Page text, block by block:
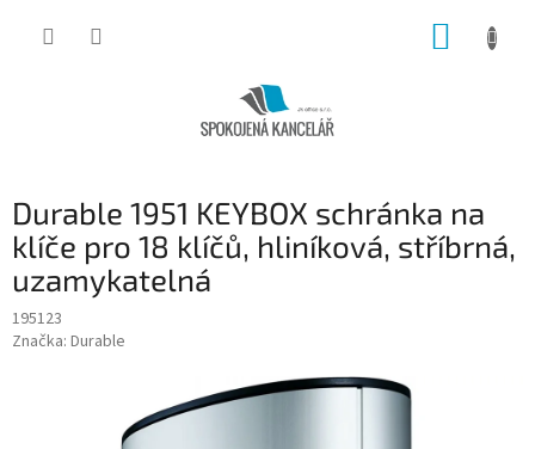
Durable 1951 KEYBOX schránka na
klíče pro 18 klíčů, hliníková, stříbrná,
uzamykatelná
195123
Značka: Durable